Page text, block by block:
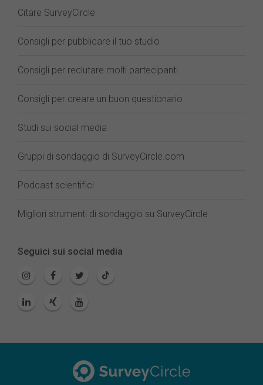
Citare SurveyCircle
Consigli per pubblicare il tuo studio
Consigli per reclutare molti partecipanti
Consigli per creare un buon questionario
Studi sui social media
Gruppi di sondaggio di SurveyCircle.com
Podcast scientifici
Migliori strumenti di sondaggio su SurveyCircle
Seguici sui social media